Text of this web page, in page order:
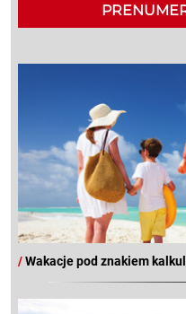
/Wakacje pod znakiem